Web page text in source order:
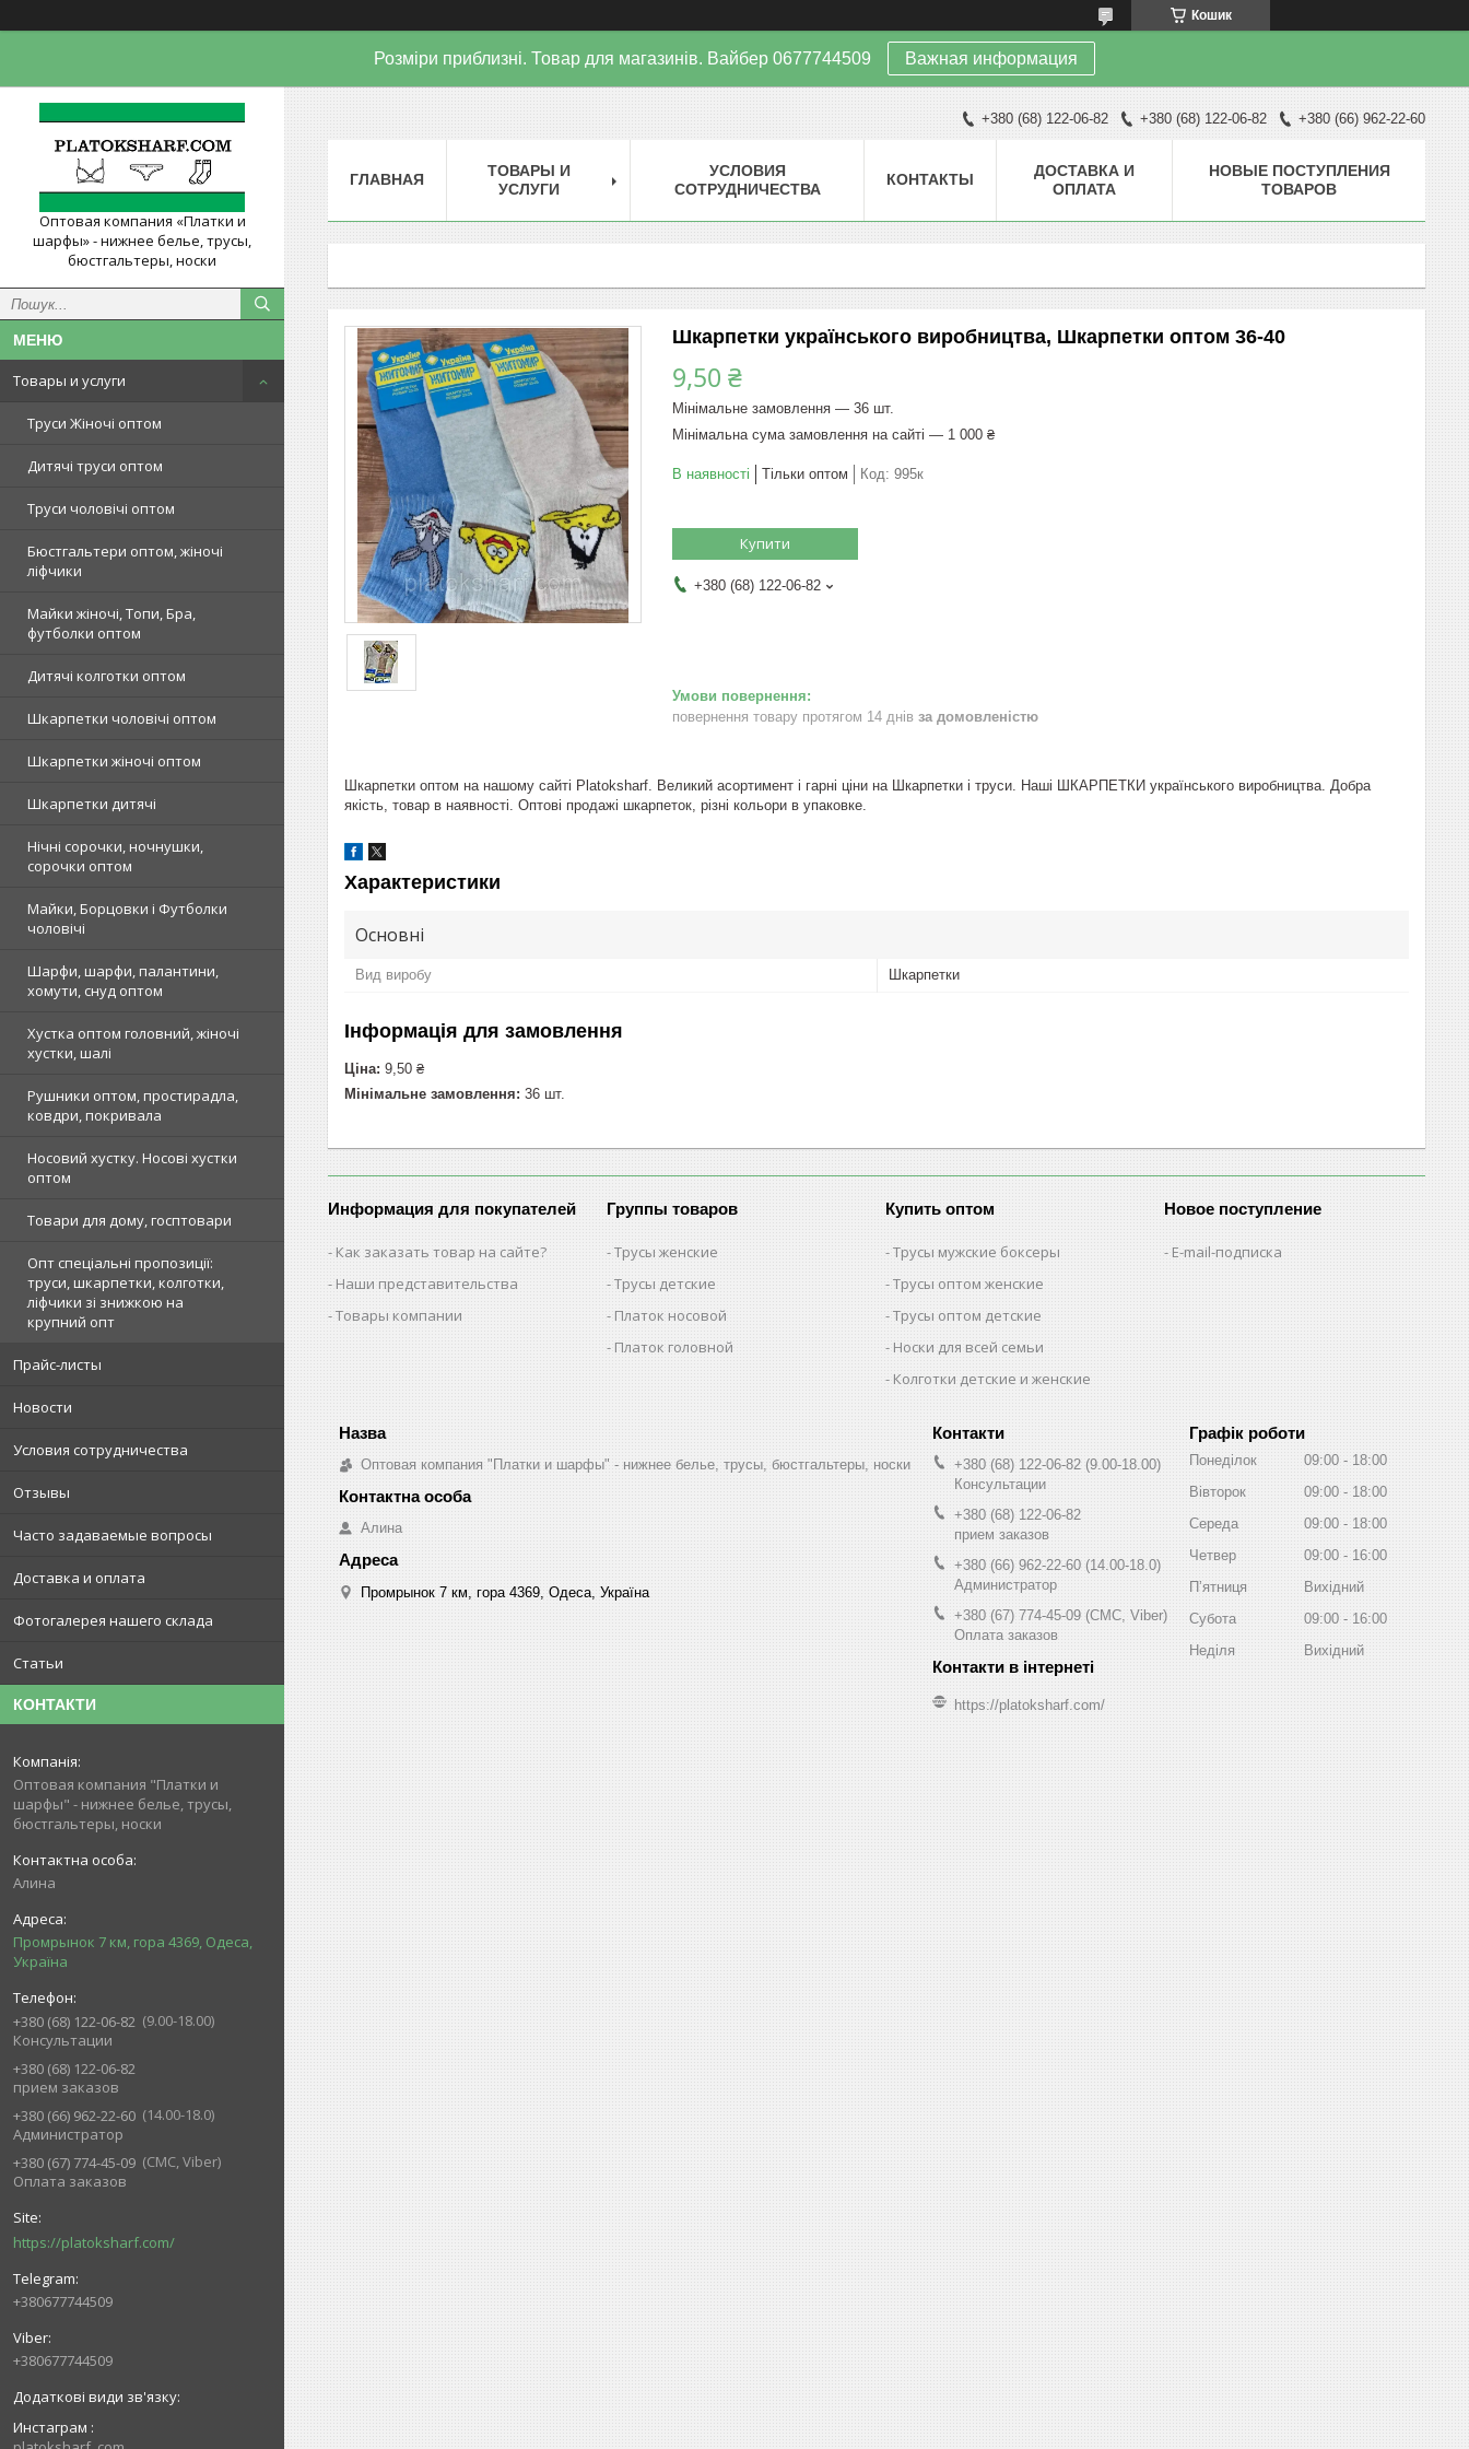
Кошик
Розміри приблизні. Товар для магазинів. Вайбер 0677744509 Важная информация
Оптовая компания «Платки и
шарфы» - нижнее белье, трусы,
бюстгальтеры, носки
Товары и услуги
Труси Жіночі оптом
Дитячі труси оптом
Труси чоловічі оптом
Бюстгальтери оптом, жіночі
ліфчики
Майки жіночі, Топи, Бра,
футболки оптом
Дитячі колготки оптом
Шкарпетки чоловічі оптом
Шкарпетки жіночі оптом
Шкарпетки дитячі
Нічні сорочки, ночнушки,
сорочки оптом
Майки, Борцовки і Футболки
чоловічі
Шарфи, шарфи, палантини,
хомути, снуд оптом
Хустка оптом головний, жіночі
хустки, шалі
Рушники оптом, простирадла,
ковдри, покривала
Носовий хустку. Носові хустки
оптом
Товари для дому, госптовари
Опт спеціальні пропозиції:
труси, шкарпетки, колготки,
ліфчики зі знижкою на
крупний опт
Прайс-листы
Новости
Условия сотрудничества
Отзывы
Часто задаваемые вопросы
Доставка и оплата
Фотогалерея нашего склада
Статьи
КОНТАКТИ
Оптовая компания "Платки и
шарфы" - нижнее белье, трусы,
бюстгальтеры, носки
Алина
Промрынок 7 км, гора 4369, Одеса,
Україна
+380 (68) 122-06-82
9.00-18.00
Консультации
+380 (68) 122-06-82
прием заказов
+380 (66) 962-22-60
14.00-18.0
Администратор
+380 (67) 774-45-09
СМС, Viber
Оплата заказов
https://platoksharf.com/
+380677744509
+380677744509
Инстаграм
+380 (68) 122-06-82 +380 (68) 122-06-82 +380 (66) 962-22-60
ГЛАВНАЯ
ТОВАРЫ И
УСЛУГИ
УСЛОВИЯ
СОТРУДНИЧЕСТВА
КОНТАКТЫ
ДОСТАВКА И
ОПЛАТА
НОВЫЕ ПОСТУПЛЕНИЯ
ТОВАРОВ
Шкарпетки українського виробництва, Шкарпетки оптом 36-40
9,50 ₴
Мінімальне замовлення — 36 шт.
Мінімальна сума замовлення на сайті — 1 000 ₴
В наявності Тільки оптом Код: 995к
Купити
+380 (68) 122-06-82
повернення товару протягом 14 днів за домовленістю
Шкарпетки оптом на нашому сайті Platoksharf. Великий асортимент і гарні ціни на Шкарпетки і труси. Наші ШКАРПЕТКИ українського виробництва. Добра
якість, товар в наявності. Оптові продажі шкарпеток, різні кольори в упаковке.
Характеристики
Основні
Вид виробу Шкарпетки
Інформація для замовлення
Ціна: 9,50 ₴
Мінімальне замовлення: 36 шт.
Информация для покупателей
Как заказать товар на сайте?
Наши представительства
Товары компании
Группы товаров
Трусы женские
Трусы детские
Платок носовой
Платок головной
Купить оптом
Трусы мужские боксеры
Трусы оптом женские
Трусы оптом детские
Носки для всей семьи
Колготки детские и женские
Новое поступление
E-mail-подписка
Оптовая компания "Платки и шарфы" - нижнее белье, трусы, бюстгальтеры, носки
Алина
Промрынок 7 км, гора 4369, Одеса, Україна
+380 (68) 122-06-82 9.00-18.00
Консультации
+380 (68) 122-06-82
прием заказов
+380 (66) 962-22-60 14.00-18.0
Администратор
+380 (67) 774-45-09 СМС, Viber
Оплата заказов
https://platoksharf.com/
Графік роботи
Понеділок 09:00
18:00
Вівторок
09:00
18:00
Середа
09:00
18:00
Четвер
09:00
16:00
Пʼятниця
Вихідний
Субота
09:00
16:00
Неділя
Вихідний